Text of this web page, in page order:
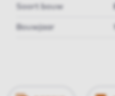
Soort bouw
Bouwjaar